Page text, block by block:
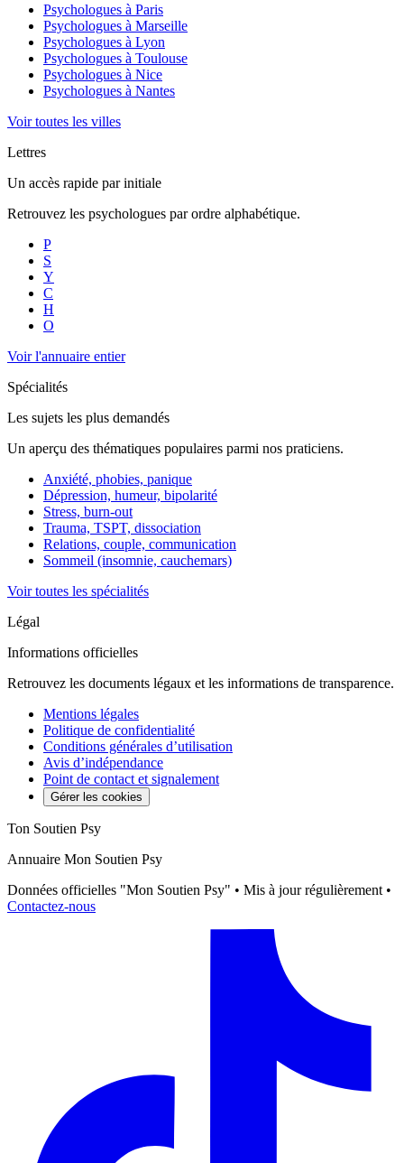
Psychologues à Paris
Psychologues à Marseille
Psychologues à Lyon
Psychologues à Toulouse
Psychologues à Nice
Psychologues à Nantes
Voir toutes les villes
Lettres
Un accès rapide par initiale
Retrouvez les psychologues par ordre alphabétique.
P
S
Y
C
H
O
Voir l'annuaire entier
Spécialités
Les sujets les plus demandés
Un aperçu des thématiques populaires parmi nos praticiens.
Anxiété, phobies, panique
Dépression, humeur, bipolarité
Stress, burn-out
Trauma, TSPT, dissociation
Relations, couple, communication
Sommeil (insomnie, cauchemars)
Voir toutes les spécialités
Légal
Informations officielles
Retrouvez les documents légaux et les informations de transparence.
Mentions légales
Politique de confidentialité
Conditions générales d’utilisation
Avis d’indépendance
Point de contact et signalement
Gérer les cookies
Ton Soutien Psy
Annuaire Mon Soutien Psy
Données officielles "Mon Soutien Psy" • Mis à jour régulièrement •
Contactez-nous